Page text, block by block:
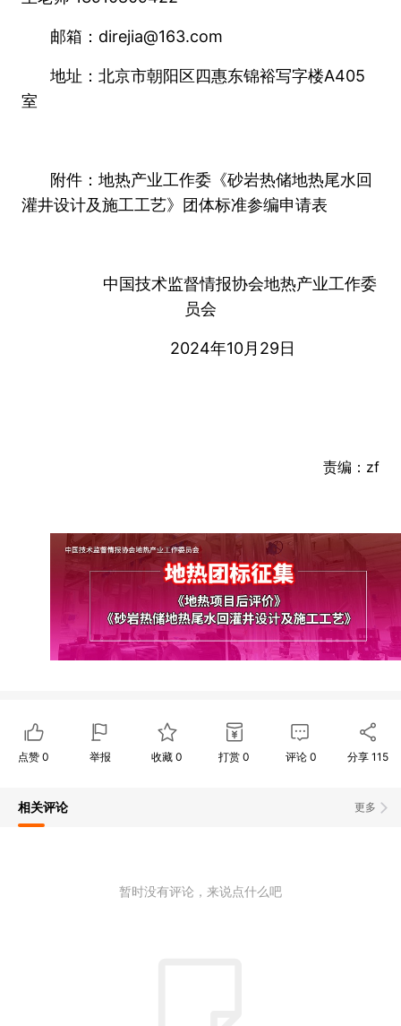
邮箱：direjia@163.com
地址：北京市朝阳区四惠东锦裕写字楼A405
室
附件：地热产业工作委《砂岩热储地热尾水回
灌井设计及施工工艺》 团体标准参编申请表
中国技术监督情报协会地热产业工作委
员会
2024年10月29日
责编：zf
点赞 0 举报 收藏0 打赏 0 评论 0 分享 115
更多
相关评论
暂时没有评论，来说点什么吧